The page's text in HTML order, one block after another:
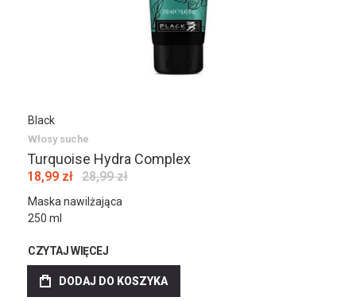
Black
Włosy suche
Turquoise Hydra Complex
18,99 zł 28,99 zł
Maska nawilżająca
250 ml
CZYTAJ WIĘCEJ
DODAJ DO KOSZYKA